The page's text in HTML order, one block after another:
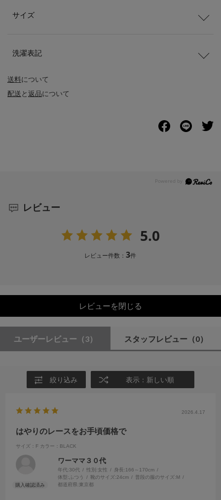
送料について
配送と返品について
サイズ
洗濯表記
レビュー
5.0
レビュー件数：3件
レビューを閉じる
ユーザーレビュー （3） スタッフレビュー （0）
絞り込み 表示：新しい順
2026.4.17
はやりのレースをお手頃価格で
サイズ：F カラー：BLACK
ワーママ３０代
年代:30代 性別:女性 身長:166～170cm
体型: ふつう 靴のサイズ:24cm 普段の服のサイズ:M
都道府県:東京都